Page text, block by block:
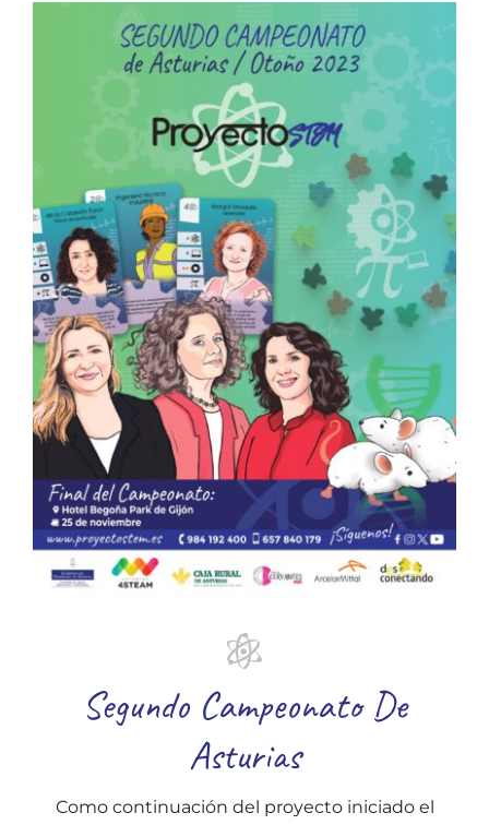
Segundo Campeonato De
Asturias
Como continuación del proyecto iniciado el